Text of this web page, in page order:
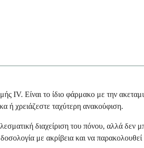
IV. Είναι το ίδιο φάρμακο με την
ή χρειάζεστε ταχύτερη ανακούφιση.
διαχείριση του πόνου, αλλά δεν
με ακρίβεια και να